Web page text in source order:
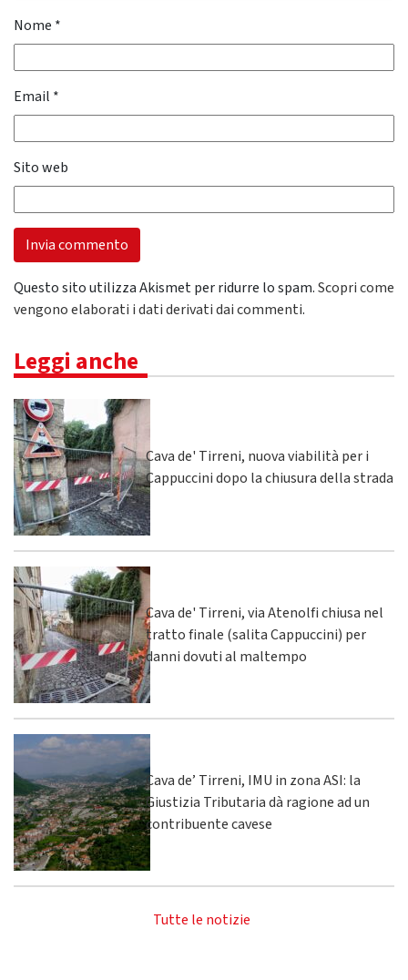
Nome *
Email *
Sito web
Questo sito utilizza Akismet per ridurre lo spam.Scopri come
vengono elaborati i dati derivati dai commenti.
Leggi anche
Cava de' Tirreni, nuova viabilità per i
Cappuccini dopo la chiusura della strada
Cava de' Tirreni, via Atenolfi chiusa nel
tratto finale (salita Cappuccini) per
danni dovuti al maltempo
Cava de’ Tirreni, IMU in zona ASI: la
Giustizia Tributaria dà ragione ad un
contribuente cavese
Tutte le notizie